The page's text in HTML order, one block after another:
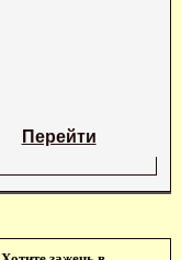
Перейти